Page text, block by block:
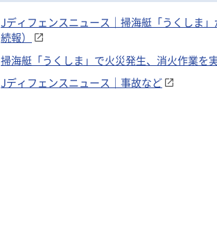
Jディフェンスニュース｜掃海艇「うくしま
続報）
掃海艇「うくしま」で火災発生、消火作業を
Jディフェンスニュース｜事故など